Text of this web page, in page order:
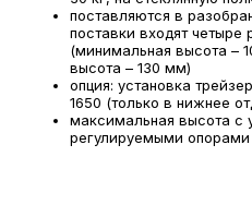
поставляются в
поставки входят четыре
(минимальная высота –
высота – 130 мм)
опция: установка
1650 (только в нижнее
максимальная высота с
регулируемыми